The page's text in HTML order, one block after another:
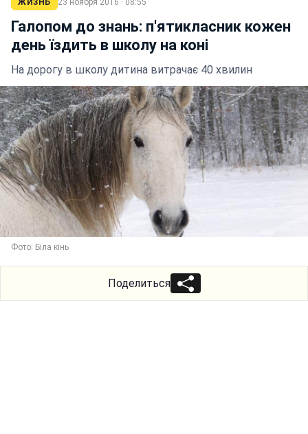
ЖИЗНЬ 23 ноября 2016 · 08:55
Галопом до знань: п'ятикласник кожен
день їздить в школу на коні
На дорогу в школу дитина витрачає 40 хвилин
Фото: Біла кінь
Поделиться